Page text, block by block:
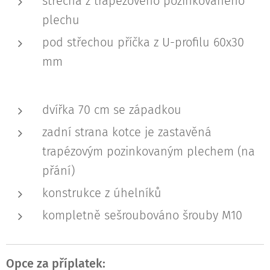
plechu
pod střechou příčka z U-profilu 60x30
mm
dvířka 70 cm se západkou
zadní strana kotce je zastavěná
trapézovým pozinkovaným plechem (na
přání)
konstrukce z úhelníků
kompletně sešroubováno šrouby M10
Opce za příplatek: